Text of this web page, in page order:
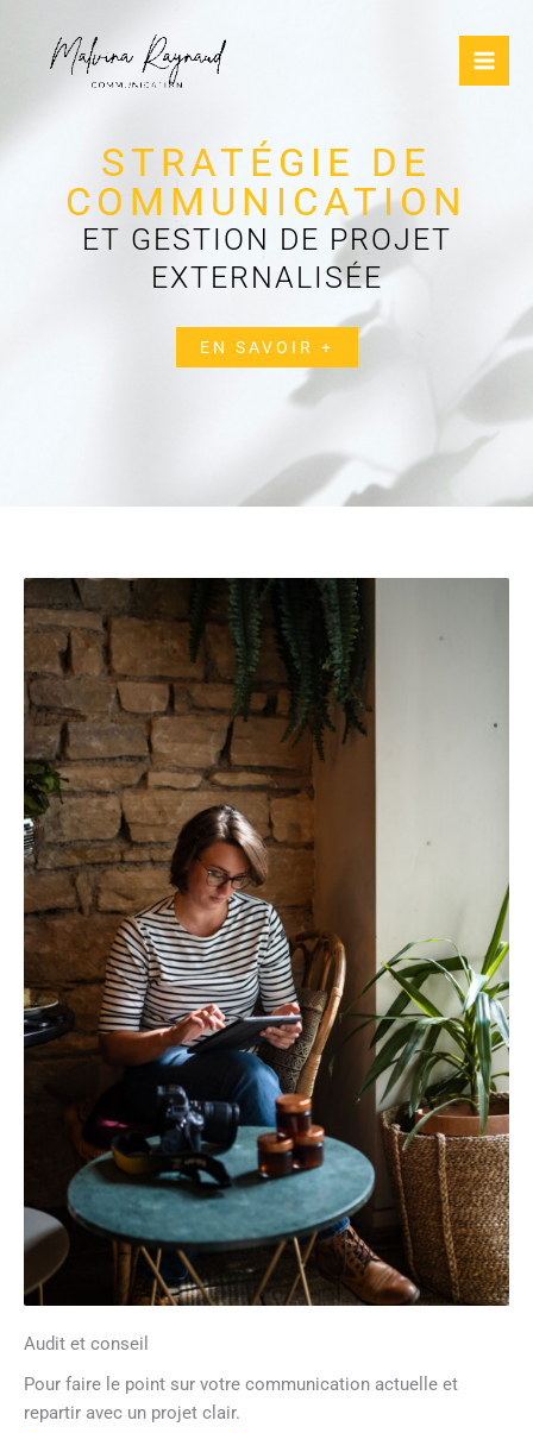
contenu
STRATÉGIE DE
COMMUNICATION
ET GESTION DE PROJET
EXTERNALISÉE
EN SAVOIR +
Audit et conseil
Pour faire le point sur votre communication actuelle et
repartir avec un projet clair.